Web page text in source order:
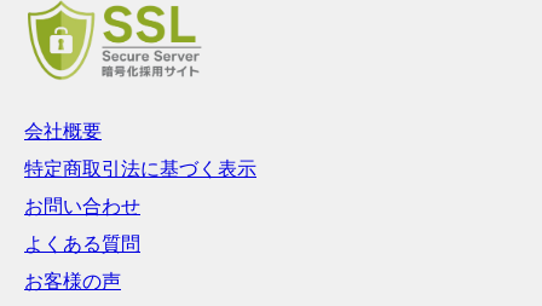
会社概要
特定商取引法に基づく表示
お問い合わせ
よくある質問
お客様の声